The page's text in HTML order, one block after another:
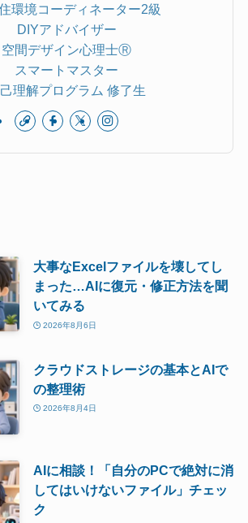
環境コーディネーター2級
DIYアドバイザー
空間デザイン心理士Ⓡ
スマートマスター
理解プログラム 修了生
大事なExcelファイルを壊してし
まった…AIに復元・修正方法を聞
いてみる
2026年8月6日
クラウドストレージの基本とAIで
の整理術
2026年8月4日
AIに相談！「自分のPCで絶対に消
してはいけないファイル」チェッ
ク